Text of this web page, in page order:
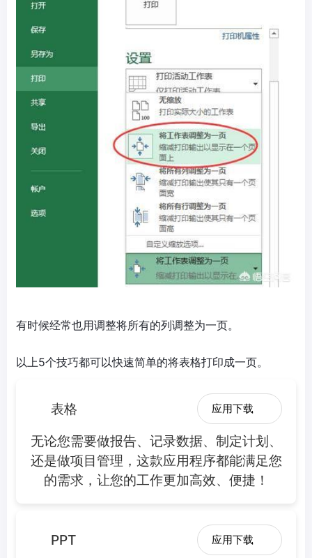
有时候经常也用调整将所有的列调整为一页。
以上5个技巧都可以快速简单的将表格打印成一页。
表格 应用下载
无论您需要做报告、记录数据、制定计划、
还是做项目管理，这款应用程序都能满足您
的需求，让您的工作更加高效、便捷！
PPT 应用下载